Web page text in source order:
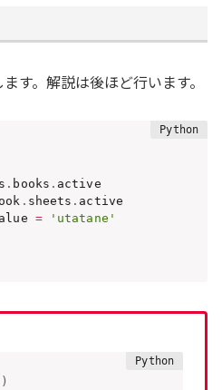
す。解説は後ほど行います。
. books . active
. sheets . active
= 'utatane'
)